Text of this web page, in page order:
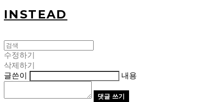
INSTEAD
수정하기
삭제하기
글쓴이
내용
댓글 쓰기